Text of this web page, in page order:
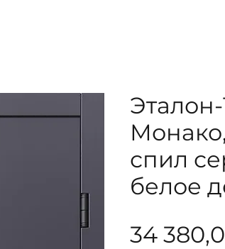
спил
белое
34